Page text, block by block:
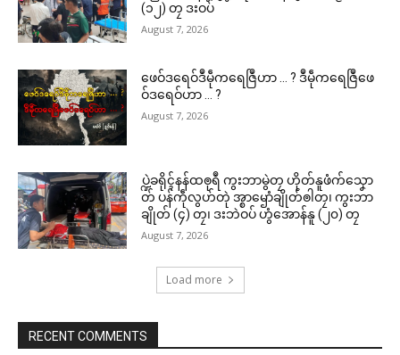
(၁၂) တၠ ဒးဝပ်
August 7, 2026
ဖေဝ်ဒရေဝ်ဒဳမဵုကရေဇြဳဟာ … ? ဒဳမဵုကရေဇြဳဖေ
ဝ်ဒရေဝ်ဟာ … ?
August 7, 2026
ပ္ဍဲခရိုၚ်နန်ထၜုရဳ ကွးဘာမွဲတၠ ဟိုတ်နူဖံက်သၞော
တ် ပန်ကဵုလွဟ်တုဲ အ္စာၝောံချိုတ်ၜါတၠ၊ ကွးဘာ
ချိုတ် (၄) တၠ၊ ဒးဘဲဝပ် ဟွံအောန်နူ (၂၀) တၠ
August 7, 2026
Load more
RECENT COMMENTS